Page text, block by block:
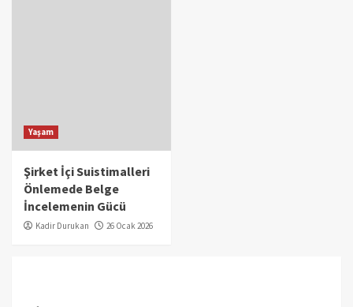
Yaşam
Şirket İçi Suistimalleri
Önlemede Belge
İncelemenin Gücü
Kadir Durukan 26 Ocak 2026